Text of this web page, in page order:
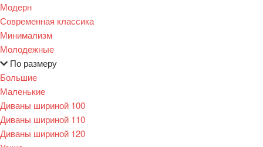
Модерн
Современная классика
Минимализм
Молодежные
По размеру
Большие
Маленькие
Диваны шириной 100
Диваны шириной 110
Диваны шириной 120